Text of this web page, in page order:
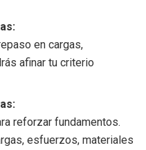
en cargas,
afinar tu criterio
reforzar fundamentos.
esfuerzos, materiales